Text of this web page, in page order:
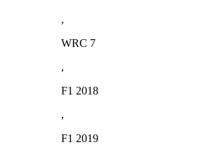
,
WRC 7
,
F1 2018
,
F1 2019